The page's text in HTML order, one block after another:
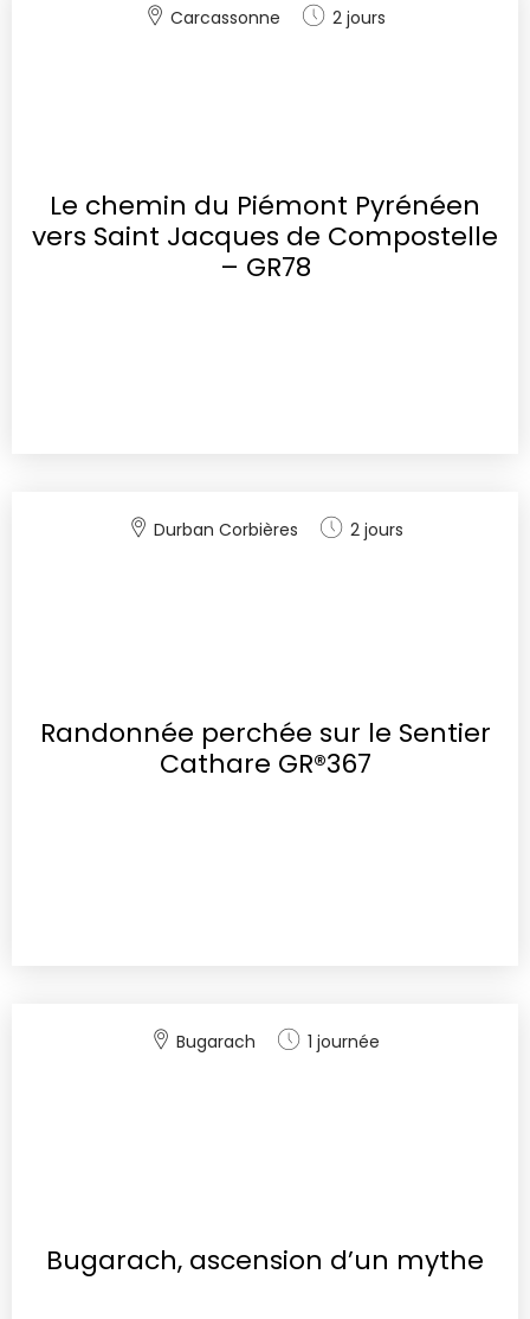
Carcassonne 2 jours
Le chemin du Piémont Pyrénéen
vers Saint Jacques de Compostelle
– GR78
Durban Corbières 2 jours
Randonnée perchée sur le Sentier
Cathare GR®367
Bugarach 1 journée
Bugarach, ascension d’un mythe